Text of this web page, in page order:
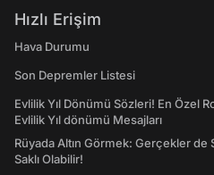
Hızlı Erişim
Hava Durumu
Son Depremler Listesi
Evlilik Yıl Dönümü Sözleri! En Özel
Evlilik Yıl dönümü Mesajları
Rüyada Altın Görmek: Gerçekler de
Saklı Olabilir!